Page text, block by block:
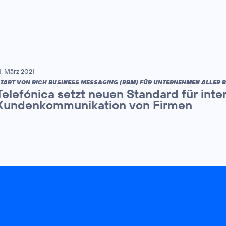
März 2021
VON RICH BUSINESS MESSAGING (RBM) FÜR UNTERNEHMEN ALLER
setzt neuen Standard für
von Firmen